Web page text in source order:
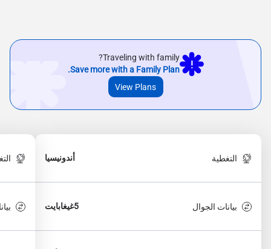
Traveling with family?
Save more with a Family Plan.
View Plans
التغطية أندونيسيا
بيانات الجوال 5غيغابايت